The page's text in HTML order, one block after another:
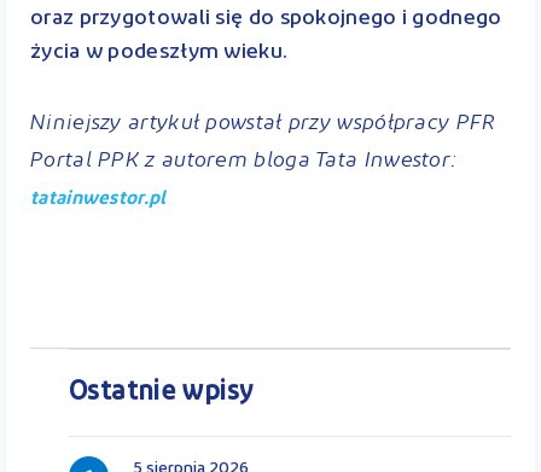
oraz przygotowali się do spokojnego i godnego
życia w podeszłym wieku.
Niniejszy artykuł powstał przy współpracy PFR
Portal PPK z autorem bloga Tata Inwestor:
tatainwestor.pl
Ostatnie wpisy